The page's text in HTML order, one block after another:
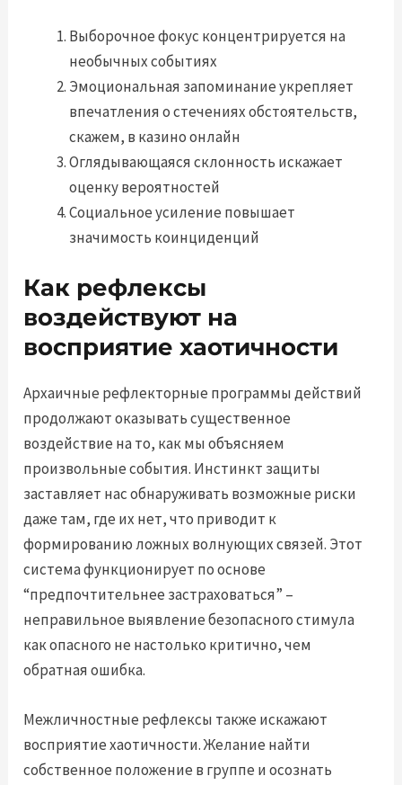
Выборочное фокус концентрируется на
необычных событиях
Эмоциональная запоминание укрепляет
впечатления о стечениях обстоятельств,
скажем, в казино онлайн
Оглядывающаяся склонность искажает
оценку вероятностей
Социальное усиление повышает
значимость коинциденций
Как рефлексы
воздействуют на
восприятие хаотичности
Архаичные рефлекторные программы действий
продолжают оказывать существенное
воздействие на то, как мы объясняем
произвольные события. Инстинкт защиты
заставляет нас обнаруживать возможные риски
даже там, где их нет, что приводит к
формированию ложных волнующих связей. Этот
система функционирует по основе
“предпочтительнее застраховаться” –
неправильное выявление безопасного стимула
как опасного не настолько критично, чем
обратная ошибка.
Межличностные рефлексы также искажают
восприятие хаотичности. Желание найти
собственное положение в группе и осознать